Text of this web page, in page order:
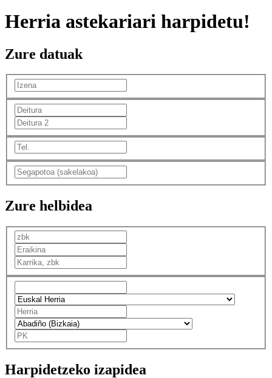
Herria astekariari harpidetu!
Zure datuak
Zure helbidea
Harpidetzeko izapidea